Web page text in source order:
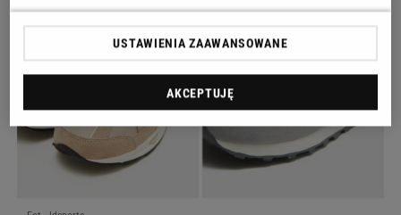
USTAWIENIA ZAAWANSOWANE
AKCEPTUJĘ